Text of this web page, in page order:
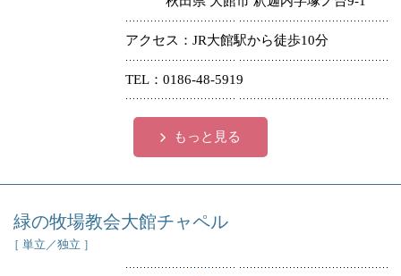
アクセス JR大館駅から徒歩10分
TEL 0186-48-5919
もっと見る
緑の牧場教会大館チャペル
［ 単立／独立 ］